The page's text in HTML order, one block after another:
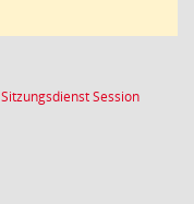
SitzungsdienstSession(Wird in